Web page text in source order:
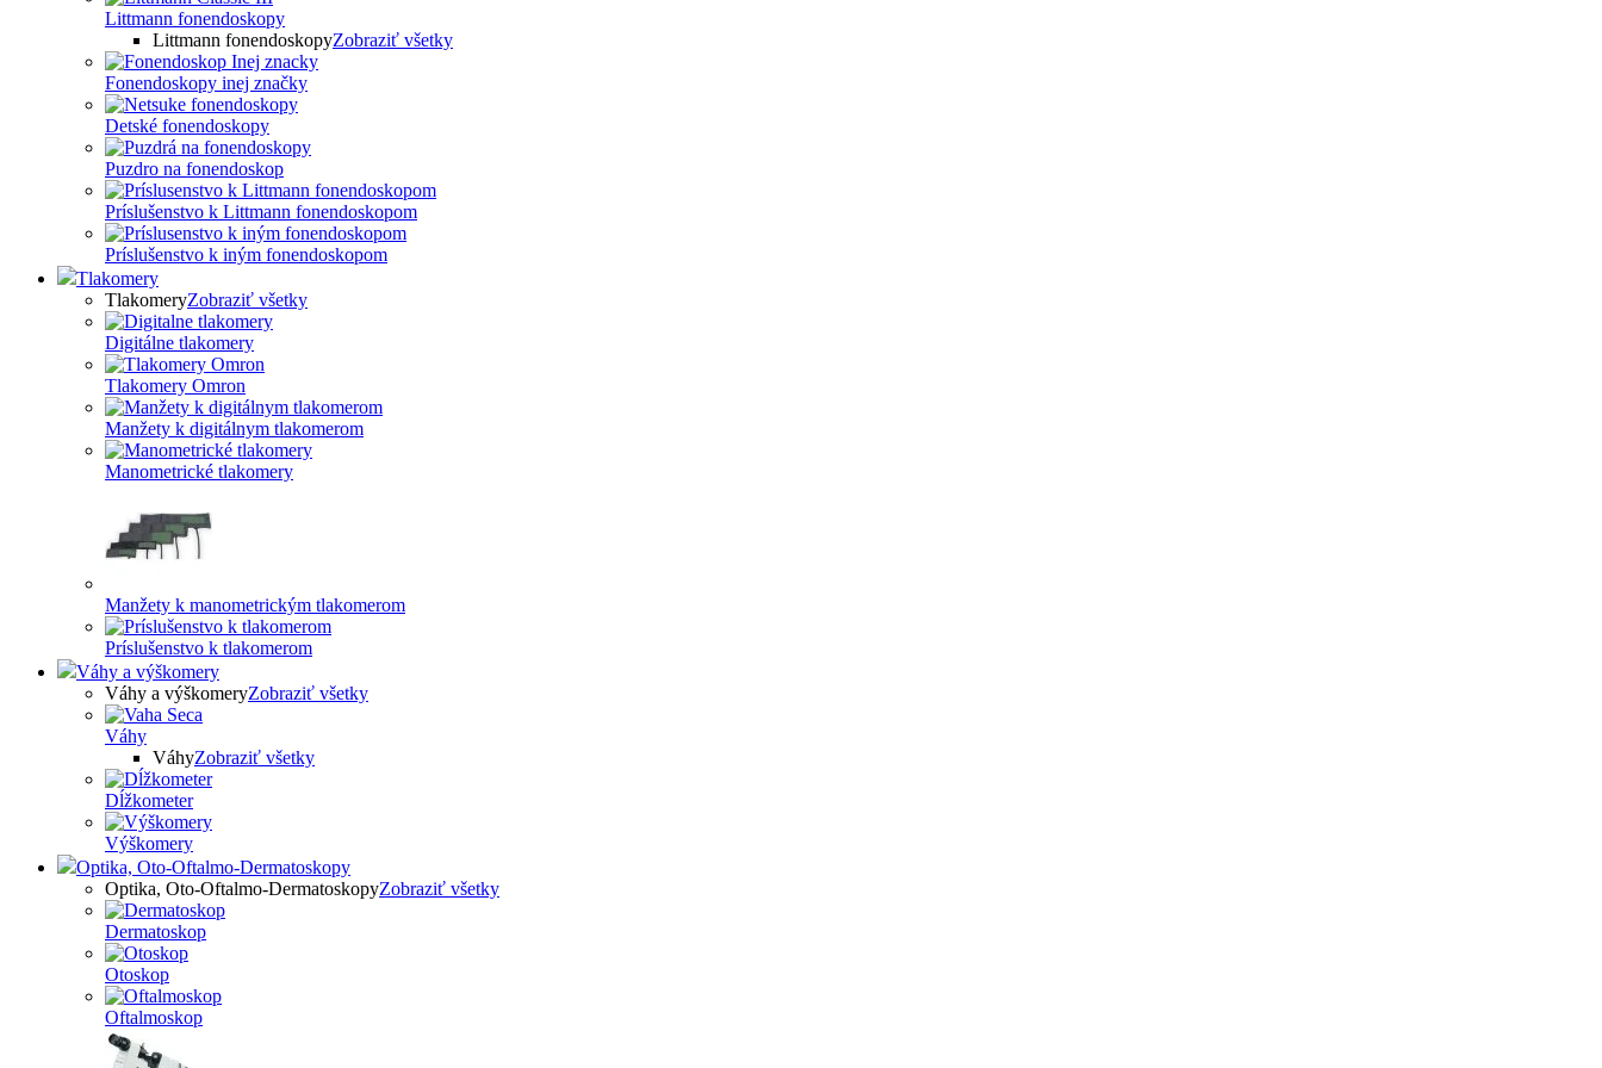
Littmann fonendoskopy
Littmann fonendoskopyZobraziť všetky
Fonendoskopy inej značky
Detské fonendoskopy
Puzdro na fonendoskop
Príslušenstvo k Littmann fonendoskopom
Príslušenstvo k iným fonendoskopom
Tlakomery
TlakomeryZobraziť všetky
Digitálne tlakomery
Tlakomery Omron
Manžety k digitálnym tlakomerom
Manometrické tlakomery
Manžety k manometrickým tlakomerom
Príslušenstvo k tlakomerom
Váhy a výškomery
Váhy a výškomeryZobraziť všetky
Váhy
VáhyZobraziť všetky
Dĺžkometer
Výškomery
Optika, Oto-Oftalmo-Dermatoskopy
Optika, Oto-Oftalmo-DermatoskopyZobraziť všetky
Dermatoskop
Otoskop
Oftalmoskop